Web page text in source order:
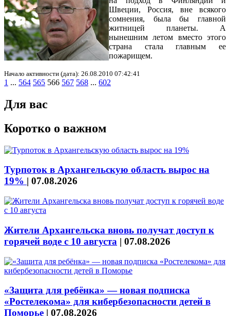
Швеции, Россия, вне всякого
сомнения, была бы главной
житницей планеты. А
нынешним летом вместо этого
страна стала главным ее
пожарищем.
Начало активности (дата): 26.08.2010 07:42:41
1 ... 564 565 566 567 568 ... 602
Для вас
Коротко о важном
Турпоток в Архангельскую область вырос на
19% | 07.08.2026
Жители Архангельска вновь получат доступ к
горячей воде с 10 августа | 07.08.2026
«Защита для ребёнка» — новая подписка
«Ростелекома» для кибербезопасности детей в
Поморье | 07.08.2026